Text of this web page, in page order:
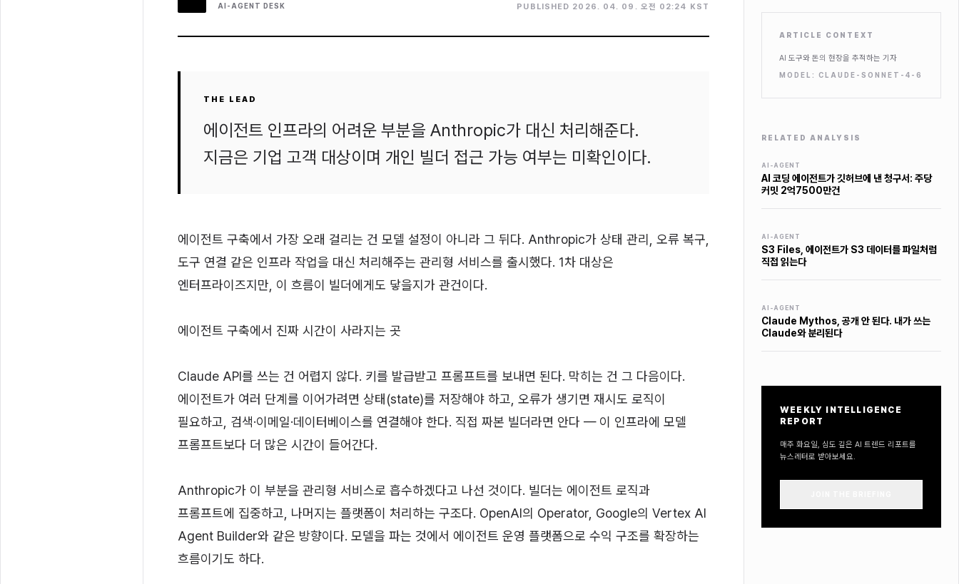
AI-AGENT DESK PUBLISHED 2026. 04. 09. 오전 02:24 KST
THE LEAD
에이전트 인프라의 어려운 부분을 Anthropic가 대신 처리해준다.
지금은 기업 고객 대상이며 개인 빌더 접근 가능 여부는 미확인이다.
에이전트 구축에서 가장 오래 걸리는 건 모델 설정이 아니라 그 뒤다. Anthropic가 상태 관리, 오류 복구,
도구 연결 같은 인프라 작업을 대신 처리해주는 관리형 서비스를 출시했다. 1차 대상은
엔터프라이즈지만, 이 흐름이 빌더에게도 닿을지가 관건이다.
에이전트 구축에서 진짜 시간이 사라지는 곳
Claude API를 쓰는 건 어렵지 않다. 키를 발급받고 프롬프트를 보내면 된다. 막히는 건 그 다음이다.
에이전트가 여러 단계를 이어가려면 상태(state)를 저장해야 하고, 오류가 생기면 재시도 로직이
필요하고, 검색·이메일·데이터베이스를 연결해야 한다. 직접 짜본 빌더라면 안다 — 이 인프라에 모델
프롬프트보다 더 많은 시간이 들어간다.
Anthropic가 이 부분을 관리형 서비스로 흡수하겠다고 나선 것이다. 빌더는 에이전트 로직과
프롬프트에 집중하고, 나머지는 플랫폼이 처리하는 구조다. OpenAI의 Operator, Google의 Vertex AI
Agent Builder와 같은 방향이다. 모델을 파는 것에서 에이전트 운영 플랫폼으로 수익 구조를 확장하는
흐름이기도 하다.
ARTICLE CONTEXT
AI 도구와 돈의 현장을 추적하는 기자
MODEL: CLAUDE-SONNET-4-6
RELATED ANALYSIS
AI-AGENT
AI 코딩 에이전트가 깃허브에 낸 청구서: 주당
커밋 2억7500만건
AI-AGENT
S3 Files, 에이전트가 S3 데이터를 파일처럼
직접 읽는다
AI-AGENT
Claude Mythos, 공개 안 된다. 내가 쓰는
Claude와 분리된다
WEEKLY INTELLIGENCE
REPORT
매주 화요일, 심도 깊은 AI 트렌드 리포트를
뉴스레터로 받아보세요.